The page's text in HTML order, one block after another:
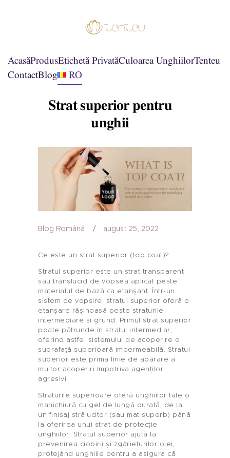
AcasăProdusEtichetă PrivatăCuloarea UnghiilorTenteu
ContactBlog RO
Strat superior pentru
unghii
Blog Română august 25, 2022
Ce este un strat superior (top coat)?
Stratul superior este un strat transparent
sau translucid de vopsea aplicat peste
materialul de bază ca etanșant. Într-un
sistem de vopsire, stratul superior oferă o
etanșare rășinoasă peste straturile
intermediare și grund. Primul strat superior
poate pătrunde în stratul intermediar,
oferind astfel sistemului de acoperire o
suprafață superioară impermeabilă. Stratul
superior este prima linie de apărare a
multor acoperiri împotriva agenților
agresivi.
Straturile superioare oferă unghiilor tale o
manichiură cu gel de lungă durată, de la
un finisaj strălucitor (sau mat superb) până
la oferirea unui strat de protecție
unghiilor. Stratul superior ajută la
prevenirea ciobirii și zgârieturilor ojei,
protejând unghiile pentru a asigura că